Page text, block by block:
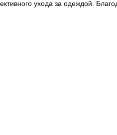
ухода за одеждой.